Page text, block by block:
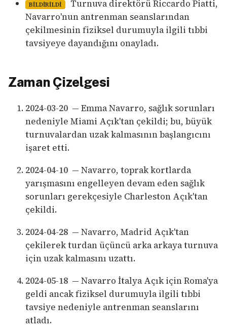
BILDIRILDI
Turnuva direktörü Riccardo Piatti,
Navarro'nun antrenman seanslarından
çekilmesinin fiziksel durumuyla ilgili tıbbi
tavsiyeye dayandığını onayladı.
Zaman Çizelgesi
2024-03-20 — Emma Navarro, sağlık sorunları
nedeniyle Miami Açık'tan çekildi; bu, büyük
turnuvalardan uzak kalmasının başlangıcını
işaret etti.
2024-04-10 — Navarro, toprak kortlarda
yarışmasını engelleyen devam eden sağlık
sorunları gerekçesiyle Charleston Açık'tan
çekildi.
2024-04-28 — Navarro, Madrid Açık'tan
çekilerek turdan üçüncü arka arkaya turnuva
için uzak kalmasını uzattı.
2024-05-18 — Navarro İtalya Açık için Roma'ya
geldi ancak fiziksel durumuyla ilgili tıbbi
tavsiye nedeniyle antrenman seanslarını
atladı.